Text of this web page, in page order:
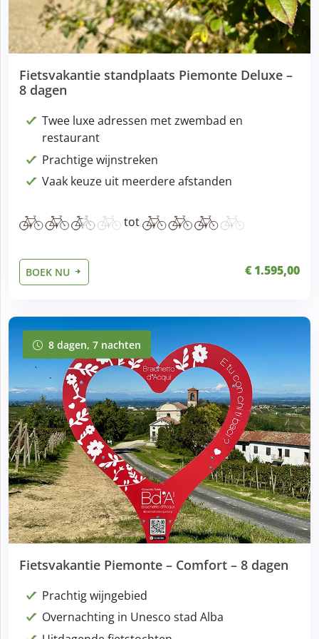
Fietsvakantie standplaats Piemonte Deluxe –
8 dagen
Twee luxe adressen met zwembad en
restaurant
Prachtige wijnstreken
Vaak keuze uit meerdere afstanden
tot
BOEK NU € 1.595,00
8 dagen, 7 nachten
8 dagen, 7 nachten
Fietsvakantie Piemonte – Comfort – 8 dagen
Prachtig wijngebied
Overnachting in Unesco stad Alba